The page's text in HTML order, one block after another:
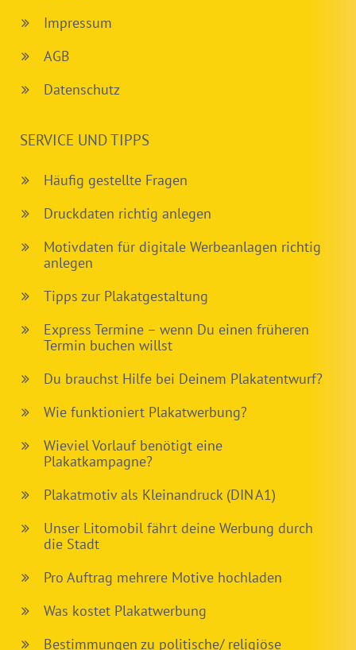
Impressum
AGB
Datenschutz
SERVICE UND TIPPS
Häufig gestellte Fragen
Druckdaten richtig anlegen
Motivdaten für digitale Werbeanlagen richtig
anlegen
Tipps zur Plakatgestaltung
Express Termine – wenn Du einen früheren
Termin buchen willst
Du brauchst Hilfe bei Deinem Plakatentwurf?
Wie funktioniert Plakatwerbung?
Wieviel Vorlauf benötigt eine
Plakatkampagne?
Plakatmotiv als Kleinandruck (DIN A1)
Unser Litomobil fährt deine Werbung durch
die Stadt
Pro Auftrag mehrere Motive hochladen
Was kostet Plakatwerbung
Bestimmungen zu politische/ religiöse